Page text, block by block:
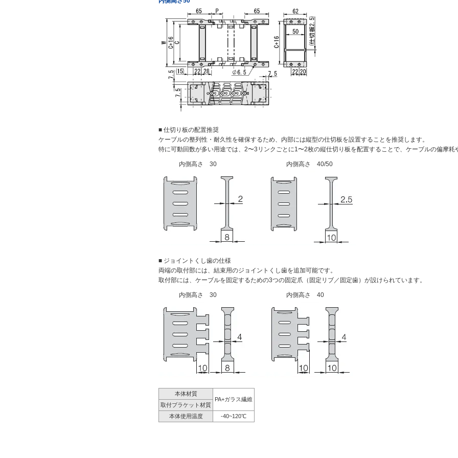
■ 仕切り板の配置推奨
ケーブルの整列性・耐久性を確保するため、内部には縦型の仕切板を設置することを推奨します。
特に可動回数が多い用途では、2〜3リンクごとに1〜2枚の縦仕切り板を配置することで、ケーブルの偏摩耗
内側高さ 30 内側高さ 40/50
■ ジョイントくし歯の仕様
両端の取付部には、結束用のジョイントくし歯を追加可能です。
取付部には、ケーブルを固定するための3つの固定爪（固定リブ／固定歯）が設けられています。
内側高さ 30 内側高さ 40
本体材質
PA+ガラス繊維
取付ブラケット材質
本体使用温度
-40~120℃